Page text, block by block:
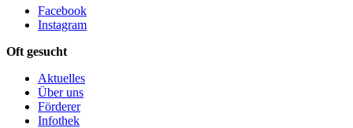
Facebook
Instagram
Oft gesucht
Aktuelles
Über uns
Förderer
Infothek